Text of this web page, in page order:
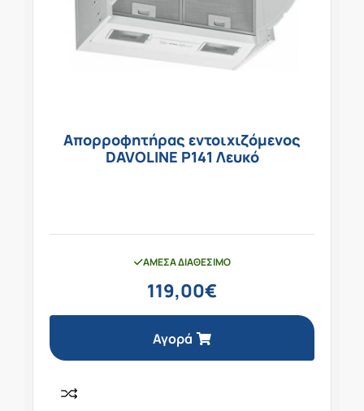
Απορροφητήρας εντοιχιζόμενος
DAVOLINE P141 Λευκό
ΆΜΕΣΑ ΔΙΑΘΈΣΙΜΟ
119,00€
Αγορά